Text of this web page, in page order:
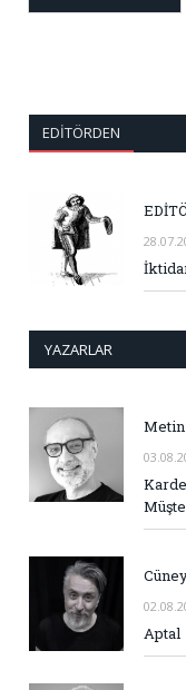
EDITÖRDEN
YAZARLAR
Aptal